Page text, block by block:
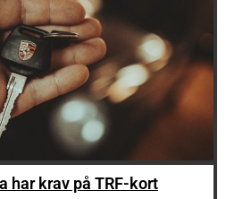
har krav på TRF-kort